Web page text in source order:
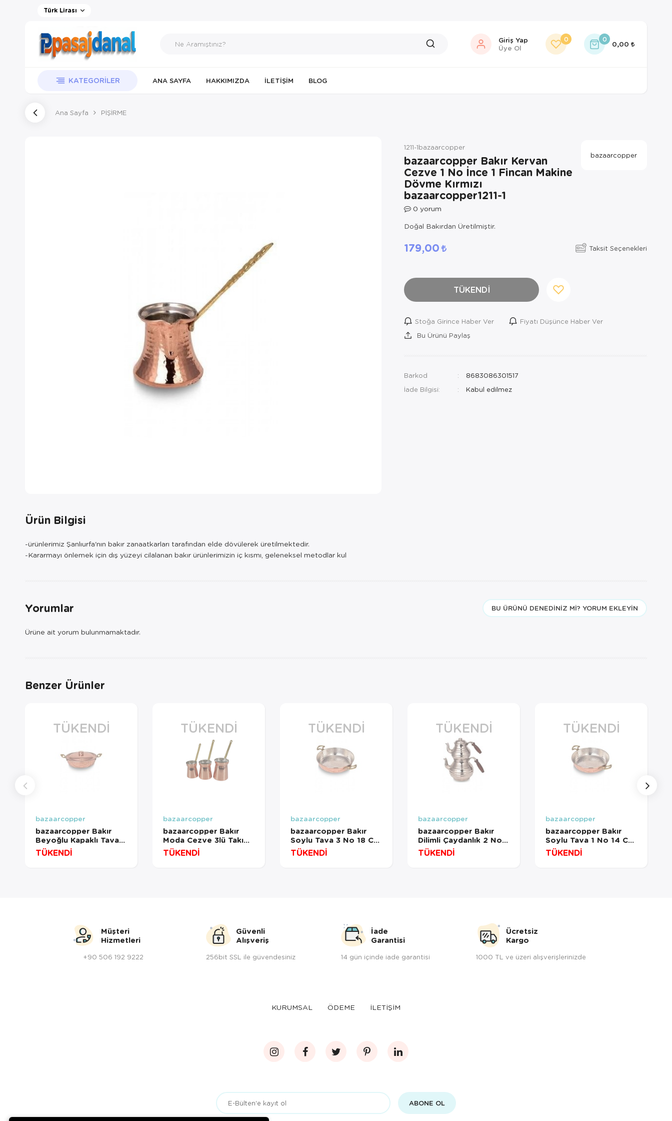
Türk Lirası
Giriş Yap
Üye Ol
0 0
0,00
KATEGORILER ANA SAYFA HAKKIMIZDA İLETIŞIM BLOG
Ana Sayfa PİŞİRME
1211-1bazaarcopper
bazaarcopper Bakır Kervan
Cezve 1 No İnce 1 Fincan Makine
Dövme Kırmızı
bazaarcopper1211-1
0 yorum
bazaarcopper
Doğal Bakırdan Üretilmiştir.
179,00 Taksit Seçenekleri
TÜKENDİ
Stoğa Girince Haber Ver
Fiyatı Düşünce Haber Ver
Bu Ürünü Paylaş
Barkod
8683086301517
İade Bilgisi:
Ürün Bilgisi
-ürünlerimiz Şanlıurfa'nın bakır zanaatkarları tarafından elde dövülerek üretilmektedir.
-Kararmayı önlemek için dış yüzeyi cilalanan bakır ürünlerimizin iç kısmı, geleneksel metodlar kul
Yorumlar BU ÜRÜNÜ DENEDINIZ MI? YORUM EKLEYIN
Ürüne ait yorum bulunmamaktadır.
Benzer Ürünler
TÜKENDI
bazaarcopper
bazaarcopper Bakır
Beyoğlu Kapaklı Tava 5
No 27 Cm El Dövme
Kırmızı
TÜKENDİ
TÜKENDI
bazaarcopper
bazaarcopper Bakır
Moda Cezve 3lü Takım
Düz Kırmızı
bazaarcopper1268-1
TÜKENDİ
TÜKENDI
bazaarcopper
bazaarcopper Bakır
Soylu Tava 3 No 18 Cm
Kalın Kırmızı
bazaarcopper7552-1
TÜKENDİ
TÜKENDI
bazaarcopper
bazaarcopper Bakır
Dilimli Çaydanlık 2 No
Kalın El Dövme Nikel
bazaarcopper1958-2
TÜKENDİ
TÜKENDI
bazaarcopper
bazaarcopper Bakır
Soylu Tava 1 No 14 Cm
İnce Kırmızı
bazaarcopper7602-1
TÜKENDİ
Müşteri
Hizmetleri
+90 506 192 9222
Güvenli
Alışveriş
256bit SSL ile güvendesiniz
İade
Garantisi
14 gün içinde iade garantisi
Ücretsiz
Kargo
1000 TL ve üzeri alışverişlerinizde
KURUMSAL ÖDEME İLETİŞİM
ABONE OL